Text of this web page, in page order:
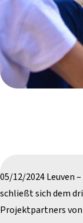
05/12/2024 Leuven
schließt sich dem
Projektpartners